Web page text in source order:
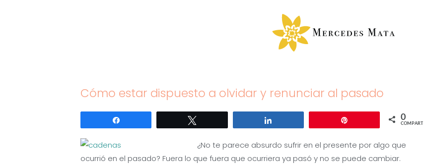
Cómo estar dispuesto a olvidar y renunciar al pasado
0
COMPARTIR
¿No te parece absurdo sufrir en el presente por algo que
ocurrió en el pasado? Fuera lo que fuera que ocurriera ya pasó y no se puede cambiar.